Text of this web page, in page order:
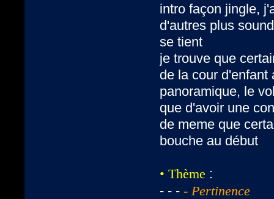
intro façon jingle,
d'autres plus
se tient
je trouve que
de la cour d'enfant
panoramique, le
que d'avoir une
de meme que
bouche au début
• Thème :
- - -- Pertinence